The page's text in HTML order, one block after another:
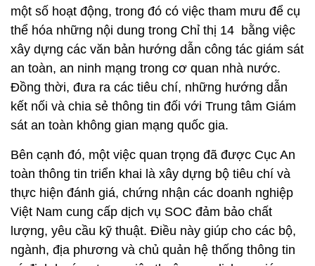
một số hoạt động, trong đó có việc tham mưu để cụ
thể hóa những nội dung trong Chỉ thị 14 bằng việc
xây dựng các văn bản hướng dẫn công tác giám sát
an toàn, an ninh mạng trong cơ quan nhà nước.
Đồng thời, đưa ra các tiêu chí, những hướng dẫn
kết nối và chia sẻ thông tin đối với Trung tâm Giám
sát an toàn không gian mạng quốc gia.
Bên cạnh đó, một việc quan trọng đã được Cục An
toàn thông tin triển khai là xây dựng bộ tiêu chí và
thực hiện đánh giá, chứng nhận các doanh nghiệp
Việt Nam cung cấp dịch vụ SOC đảm bảo chất
lượng, yêu cầu kỹ thuật. Điều này giúp cho các bộ,
ngành, địa phương và chủ quản hệ thống thông tin